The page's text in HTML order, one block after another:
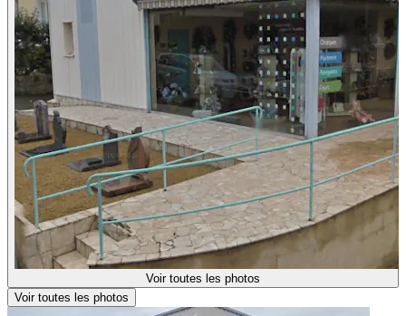
Voir toutes les photos
Voir toutes les photos